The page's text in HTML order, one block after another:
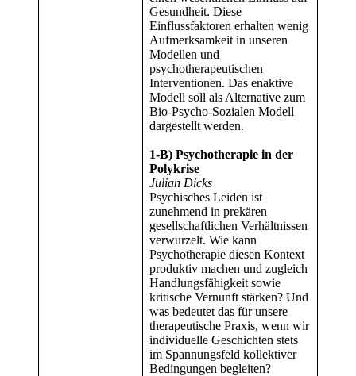
Gesundheit. Diese
Einflussfaktoren erhalten wenig
Aufmerksamkeit in unseren
Modellen und
psychotherapeutischen
Interventionen. Das enaktive
Modell soll als Alternative zum
Bio-Psycho-Sozialen Modell
dargestellt werden.
1-B) Psychotherapie in der
Polykrise
Julian Dicks
Psychisches Leiden ist
zunehmend in prekären
gesellschaftlichen Verhältnissen
verwurzelt. Wie kann
Psychotherapie diesen Kontext
produktiv machen und zugleich
Handlungsfähigkeit sowie
kritische Vernunft stärken? Und
was bedeutet das für unsere
therapeutische Praxis, wenn wir
individuelle Geschichten stets
im Spannungsfeld kollektiver
Bedingungen begleiten?